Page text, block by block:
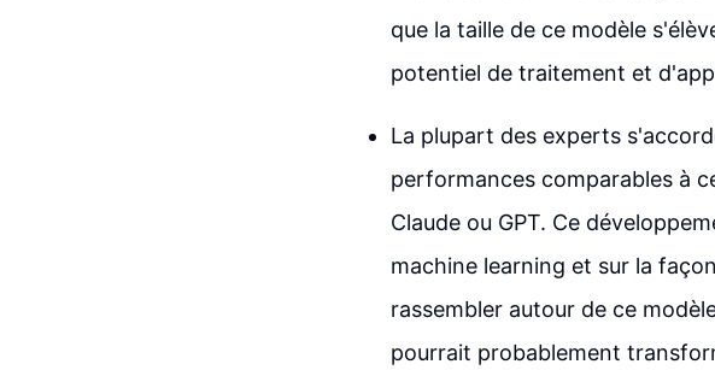
que la taille de ce modèle
potentiel de traitement et
La plupart des experts
performances comparables à
Claude ou GPT. Ce
machine learning et sur la
rassembler autour de ce
pourrait probablement